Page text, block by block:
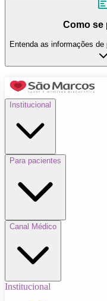
Como se
Entenda as informações
Institucional
Para pacientes
Canal Médico
Institucional